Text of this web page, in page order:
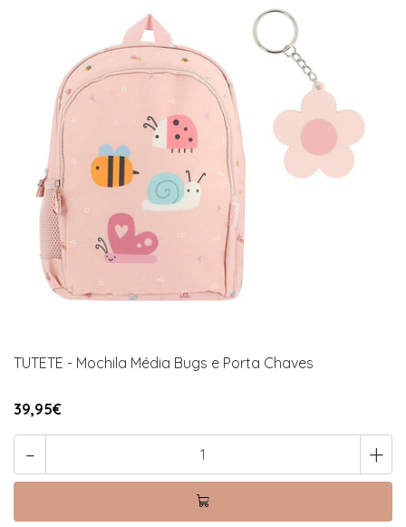
TUTETE - Mochila Média Bugs e Porta Chaves
39,95€
- +